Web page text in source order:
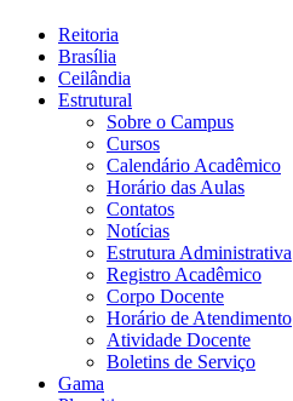
Reitoria
Brasília
Ceilândia
Estrutural
Sobre o Campus
Cursos
Calendário Acadêmico
Horário das Aulas
Contatos
Notícias
Estrutura Administrativa
Registro Acadêmico
Corpo Docente
Horário de Atendimento
Atividade Docente
Boletins de Serviço
Gama